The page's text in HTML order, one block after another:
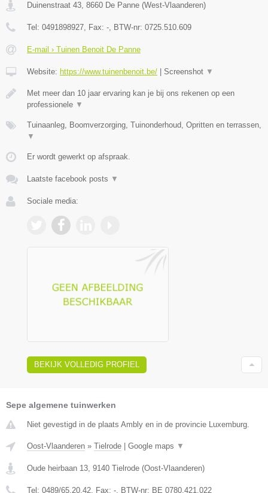
Duinenstraat 43, 8660 De Panne (West-Vlaanderen)
Tel: 0491898927, Fax: -, BTW-nr: 0725.510.609
E-mail › Tuinen Benoit De Panne
Website: https://www.tuinenbenoit.be/ Screenshot ▼
Met meer dan 10 jaar ervaring kan je bij ons rekenen op een
professionele ▼
Tuinaanleg, Boomverzorging, Tuinonderhoud, Opritten en terrassen,
▼
Er wordt gewerkt op afspraak.
Laatste facebook posts ▼
Sociale media:
BEKIJK VOLLEDIG PROFIEL
Sepe algemene tuinwerken
Niet gevestigd in de plaats Ambly en in de provincie Luxemburg.
Oost-Vlaanderen » Tielrode Google maps ▼
Oude heirbaan 13, 9140 Tielrode (Oost-Vlaanderen)
Tel: 0489/65.20.42, Fax: -, BTW-nr: BE 0780.421.022